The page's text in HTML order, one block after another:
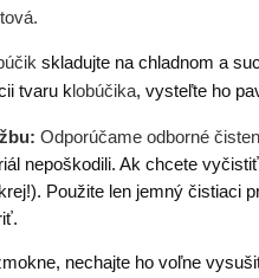
skladujte na chladnom a
tvaru klobúčika, vysteľte ho
Odporúčame odborné
nepoškodili. Ak chcete
Použite len jemný čistiaci
nechajte ho voľne